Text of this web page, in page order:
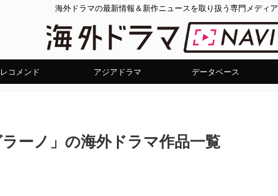
海外ドラマの最新情報＆新作ニュースを取り扱う専門メディア
レコメンド アジアドラマ データベース
ーノ」の海外ドラマ作品一覧